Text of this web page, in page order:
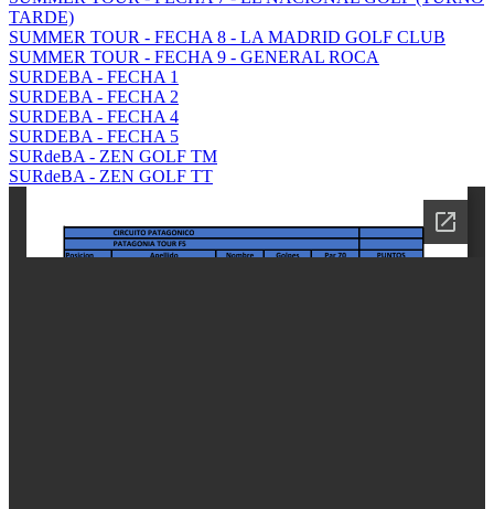
TARDE)
SUMMER TOUR - FECHA 8 - LA MADRID GOLF CLUB
SUMMER TOUR - FECHA 9 - GENERAL ROCA
SURDEBA - FECHA 1
SURDEBA - FECHA 2
SURDEBA - FECHA 4
SURDEBA - FECHA 5
SURdeBA - ZEN GOLF TM
SURdeBA - ZEN GOLF TT